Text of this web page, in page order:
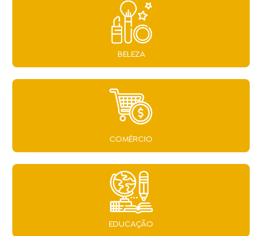
BELEZA
COMÉRCIO
EDUCAÇÃO